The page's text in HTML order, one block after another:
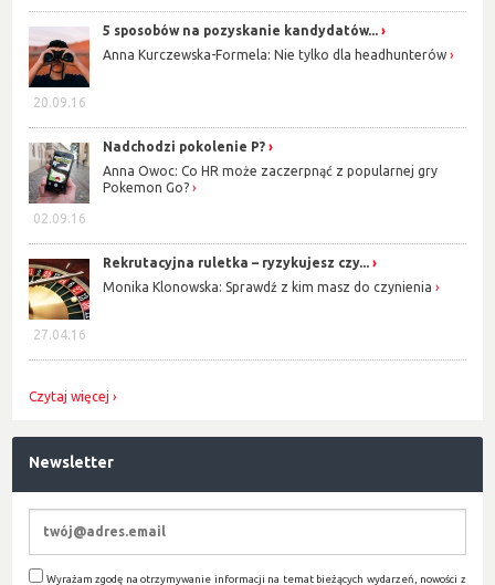
20.09.16
5 sposobów na pozyskanie kandydatów...
Anna Kurczewska-Formela: Nie tylko dla headhunterów
02.09.16
Nadchodzi pokolenie P?
Anna Owoc: Co HR może zaczerpnąć z popularnej gry
Pokemon Go?
27.04.16
Rekrutacyjna ruletka – ryzykujesz czy...
Monika Klonowska: Sprawdź z kim masz do czynienia
Czytaj więcej
Newsletter
Wyrażam zgodę na otrzymywanie informacji na temat bieżących wydarzeń, nowości z